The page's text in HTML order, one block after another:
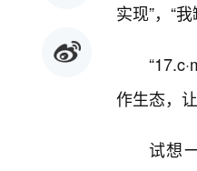
实现”，“
作生态，
试想